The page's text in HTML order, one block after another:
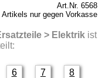
Art.Nr. 6568
nur gegen Vorkasse
> Elektrikist
6 7 8